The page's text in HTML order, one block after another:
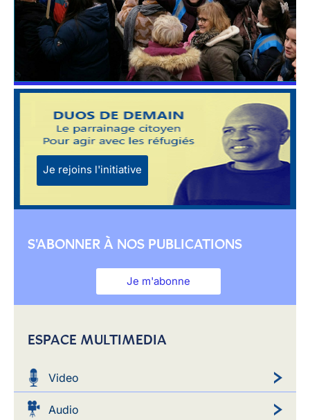
Je rejoins l'initiative
S'ABONNER À NOS PUBLICATIONS
Je m'abonne
ESPACE MULTIMEDIA
Video
Audio